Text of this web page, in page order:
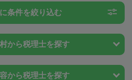
条件を絞り込む
から税理士を探す
から税理士を探す